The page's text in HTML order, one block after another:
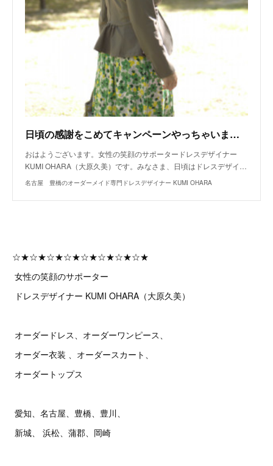
日頃の感謝をこめてキャンペーンやっちゃいます！
おはようございます。女性の笑顔のサポータードレスデザイナー
KUMI OHARA（大原久美）です。みなさま、日頃はドレスデザイ…
名古屋 豊橋のオーダーメイド専門ドレスデザイナー KUMI OHARA
☆★☆★☆★☆★☆★☆★☆★☆★
女性の笑顔のサポーター
ドレスデザイナー KUMI OHARA（大原久美）
オーダードレス、オーダーワンピース、
オーダー衣装 、オーダースカート、
オーダートップス
愛知、名古屋、豊橋、豊川、
新城、 浜松、蒲郡、岡崎